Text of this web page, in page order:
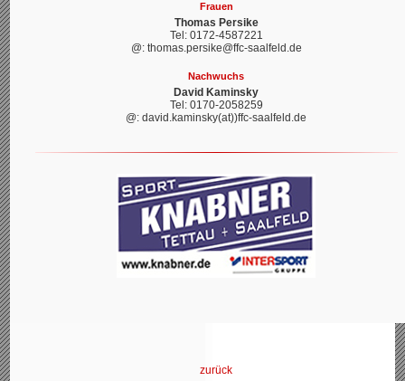
Frauen
Thomas Persike
Tel: 0172-4587221
@: thomas.persike@ffc-saalfeld.de
Nachwuchs
David Kaminsky
Tel: 0170-2058259
@: david.kaminsky(at))ffc-saalfeld.de
zurück